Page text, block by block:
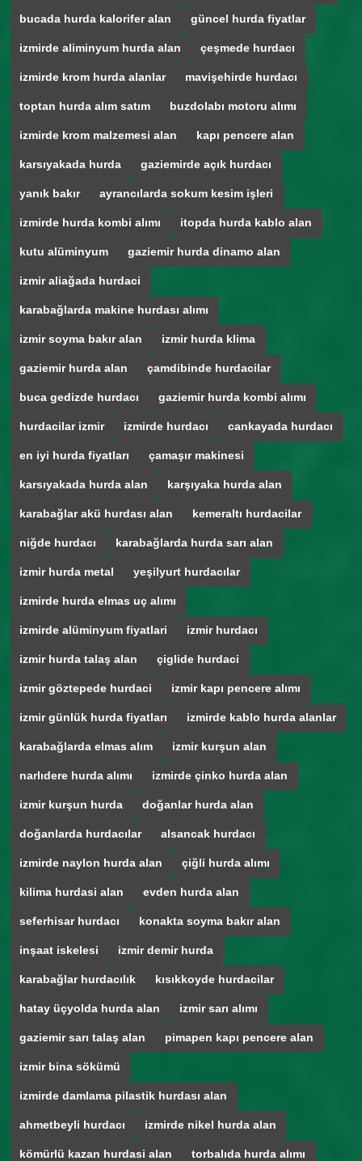
bucada hurda kalorifer alan güncel hurda fiyatlar
izmirde aliminyum hurda alan çeşmede hurdacı
izmirde krom hurda alanlar mavişehirde hurdacı
toptan hurda alım satım buzdolabı motoru alımı
izmirde krom malzemesi alan kapı pencere alan
karsıyakada hurda gaziemirde açık hurdacı
yanık bakır ayrancılarda sokum kesim işleri
izmirde hurda kombi alımı itopda hurda kablo alan
kutu alüminyum gaziemir hurda dinamo alan
izmir aliağada hurdaci
karabağlarda makine hurdası alımı
izmir soyma bakır alan izmir hurda klima
gaziemir hurda alan çamdibinde hurdacilar
buca gedizde hurdacı gaziemir hurda kombi alımı
hurdacilar izmir izmirde hurdacı cankayada hurdacı
en iyi hurda fiyatları çamaşır makinesi
karsıyakada hurda alan karşıyaka hurda alan
karabağlar akü hurdası alan kemeraltı hurdacilar
niğde hurdacı karabağlarda hurda sarı alan
izmir hurda metal yeşilyurt hurdacılar
izmirde hurda elmas uç alımı
izmirde alüminyum fiyatlari izmir hurdacı
izmir hurda talaş alan çiglide hurdaci
izmir göztepede hurdaci izmir kapı pencere alımı
izmir günlük hurda fiyatları izmirde kablo hurda alanlar
karabağlarda elmas alım izmir kurşun alan
narlıdere hurda alımı izmirde çinko hurda alan
izmir kurşun hurda doğanlar hurda alan
doğanlarda hurdacılar alsancak hurdacı
izmirde naylon hurda alan çiğli hurda alımı
kilima hurdasi alan evden hurda alan
seferhisar hurdacı konakta soyma bakır alan
inşaat iskelesi izmir demir hurda
karabağlar hurdacılık kısıkkoyde hurdacilar
hatay üçyolda hurda alan izmir sarı alımı
gaziemir sarı talaş alan pimapen kapı pencere alan
izmir bina sökümü
izmirde damlama pilastik hurdası alan
ahmetbeyli hurdacı izmirde nikel hurda alan
kömürlü kazan hurdasi alan torbalıda hurda alımı